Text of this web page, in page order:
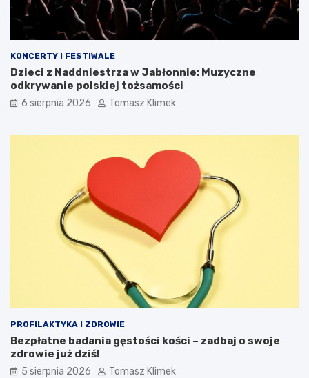
KONCERTY I FESTIWALE
Dzieci z Naddniestrza w Jabłonnie: Muzyczne
odkrywanie polskiej tożsamości
6 sierpnia 2026 Tomasz Klimek
PROFILAKTYKA I ZDROWIE
Bezpłatne badania gęstości kości – zadbaj o swoje
zdrowie już dziś!
5 sierpnia 2026 Tomasz Klimek